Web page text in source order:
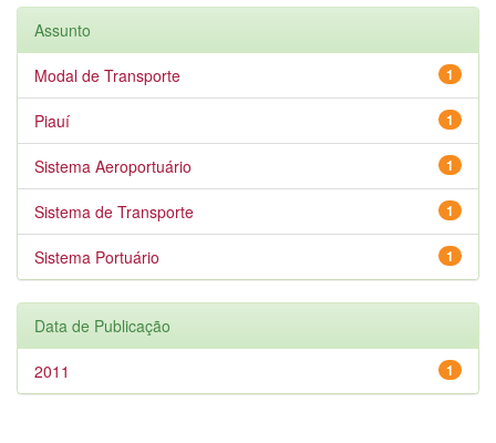
Assunto
1
Modal de Transporte
1
Piauí
1
Sistema Aeroportuário
1
Sistema de Transporte
1
Sistema Portuário
Data de Publicação
1
2011